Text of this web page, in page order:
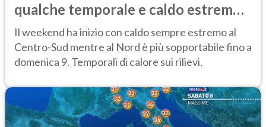
qualche temporale e caldo estremo
al Centro-Sud
Il weekend ha inizio con caldo sempre estremo al
Centro-Sud mentre al Nord è più sopportabile fino a
domenica 9. Temporali di calore sui rilievi.